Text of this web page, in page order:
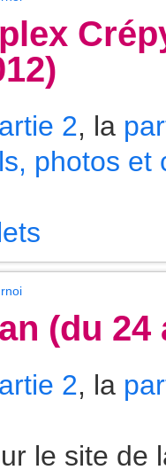
2, la
photos et
(du 24
2, la
le site de